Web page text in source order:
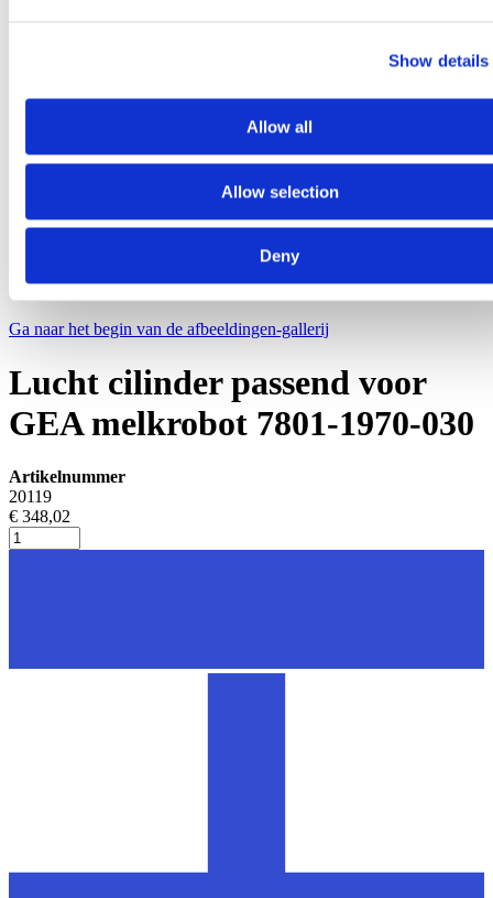
Show details
Allow all
Allow selection
Deny
Ga naar het begin van de afbeeldingen-gallerij
Lucht cilinder passend voor
GEA melkrobot 7801-1970-030
Artikelnummer
20119
€ 348,02